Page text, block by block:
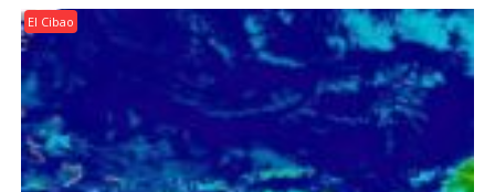
El Cibao